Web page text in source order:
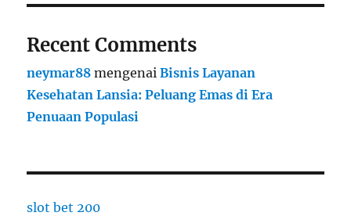
Recent Comments
neymar88 mengenaiBisnis Layanan
Kesehatan Lansia: Peluang Emas di Era
Penuaan Populasi
slot bet 200